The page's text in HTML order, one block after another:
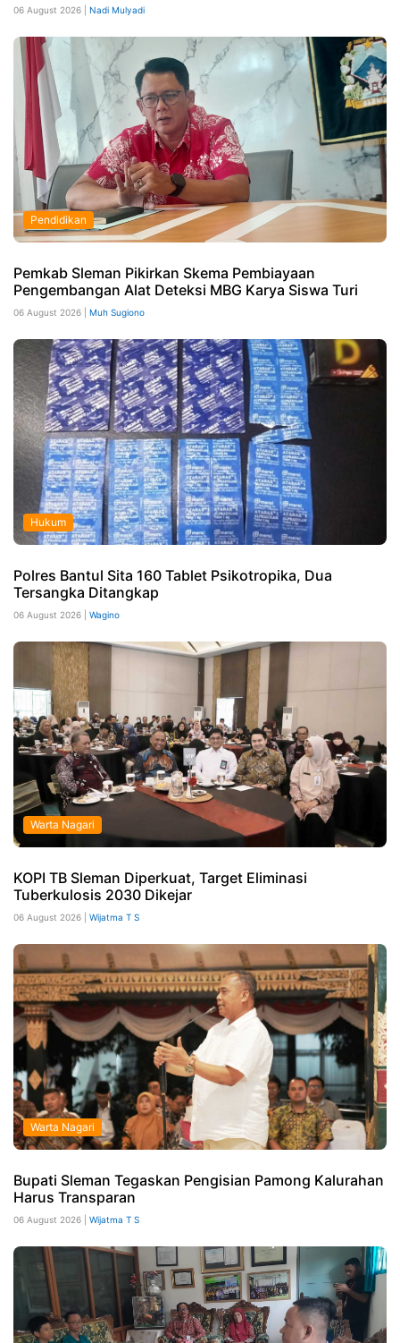
06 August 2026 | Nadi Mulyadi
Pendidikan
Pemkab Sleman Pikirkan Skema Pembiayaan
Pengembangan Alat Deteksi MBG Karya Siswa Turi
06 August 2026 | Muh Sugiono
Hukum
Polres Bantul Sita 160 Tablet Psikotropika, Dua
Tersangka Ditangkap
06 August 2026 | Wagino
Warta Nagari
KOPI TB Sleman Diperkuat, Target Eliminasi
Tuberkulosis 2030 Dikejar
06 August 2026 | Wijatma T S
Warta Nagari
Bupati Sleman Tegaskan Pengisian Pamong Kalurahan
Harus Transparan
06 August 2026 | Wijatma T S